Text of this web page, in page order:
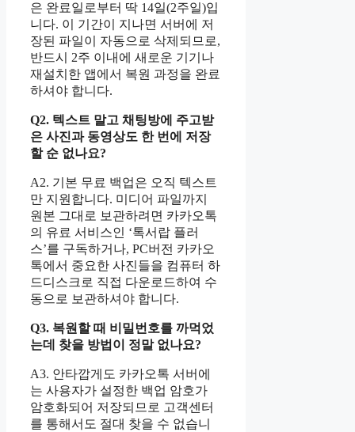
은 완료일로부터 딱 14일(2주일)입
니다. 이 기간이 지나면 서버에 저
장된 파일이 자동으로 삭제되므로,
반드시 2주 이내에 새로운 기기나
재설치한 앱에서 복원 과정을 완료
하셔야 합니다.
Q2. 텍스트 말고 채팅방에 주고받
은 사진과 동영상도 한 번에 저장
할 순 없나요?
A2. 기본 무료 백업은 오직 텍스트
만 지원합니다. 미디어 파일까지
원본 그대로 보관하려면 카카오톡
의 유료 서비스인 ‘톡서랍 플러
스’를 구독하거나, PC버전 카카오
톡에서 중요한 사진들을 컴퓨터 하
드디스크로 직접 다운로드하여 수
동으로 보관하셔야 합니다.
Q3. 복원할 때 비밀번호를 까먹었
는데 찾을 방법이 정말 없나요?
A3. 안타깝게도 카카오톡 서버에
는 사용자가 설정한 백업 암호가
암호화되어 저장되므로 고객센터
를 통해서도 절대 찾을 수 없습니